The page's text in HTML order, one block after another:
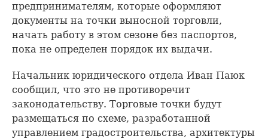
предпринимателям, которые оформляют
документы на точки выносной торговли,
начать работу в этом сезоне без паспортов,
пока не определен порядок их выдачи.
Начальник юридического отдела Иван Паюк
сообщил, что это не противоречит
законодательству. Торговые точки будут
размещаться по схеме, разработанной
управлением градостроительства, архитектуры